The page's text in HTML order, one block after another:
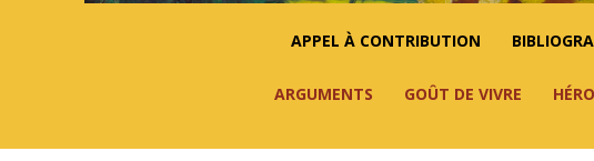
APPEL À CONTRIBUTION
ARGUMENTS GOÛT DE VIVRE